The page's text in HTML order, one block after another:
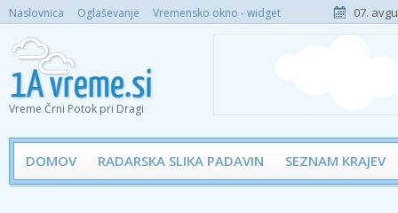
Naslovnica Oglaševanje Vremensko okno - widget 07.
Vreme Črni Potok pri Dragi
DOMOV RADARSKA SLIKA PADAVIN SEZNAM KRAJEV